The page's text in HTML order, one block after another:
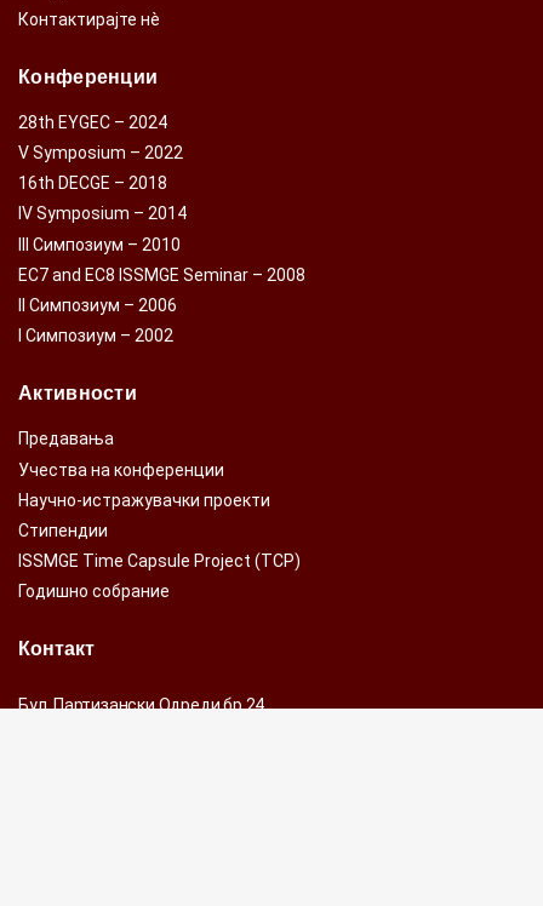
Контактирајте нè
Конференции
28th EYGEC – 2024
V Symposium – 2022
16th DECGE – 2018
IV Symposium – 2014
III Симпозиум – 2010
EC7 and EC8 ISSMGE Seminar – 2008
II Симпозиум – 2006
I Симпозиум – 2002
Активности
Предавања
Учества на конференции
Научно-истражувачки проекти
Стипендии
ISSMGE Time Capsule Project (TCP)
Годишно собрание
Контакт
Бул. Партизански Одреди бр.24,